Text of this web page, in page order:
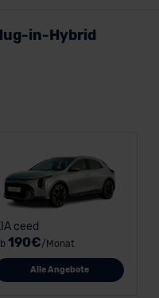
in-Hybrid
ceed
190€/Monat
Alle Angebote